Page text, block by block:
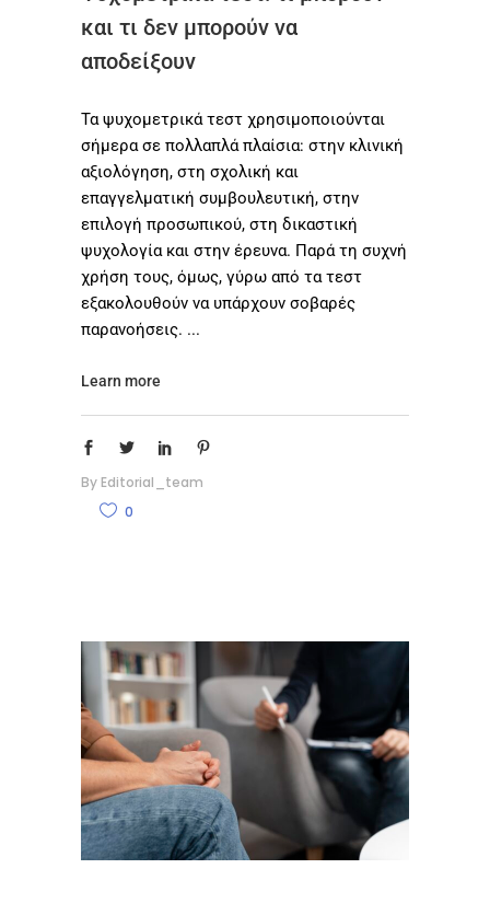
και τι δεν μπορούν να
αποδείξουν
Τα ψυχομετρικά τεστ χρησιμοποιούνται
σήμερα σε πολλαπλά πλαίσια: στην κλινική
αξιολόγηση, στη σχολική και
επαγγελματική συμβουλευτική, στην
επιλογή προσωπικού, στη δικαστική
ψυχολογία και στην έρευνα. Παρά τη συχνή
χρήση τους, όμως, γύρω από τα τεστ
εξακολουθούν να υπάρχουν σοβαρές
παρανοήσεις.
Learn more
By Editorial_team
0